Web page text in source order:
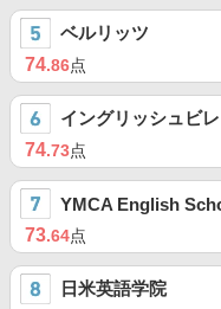
ベルリッツ
74.86点
イングリッシュビ
74.73点
YMCA English
73.64点
日米英語学院